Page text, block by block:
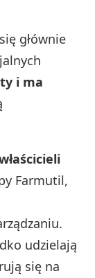
głównie
i ma
Farmutil,
udzielają
się na